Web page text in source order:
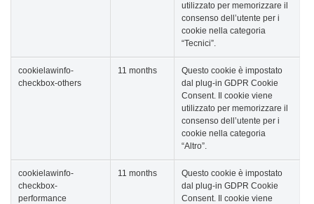
utilizzato per memorizzare il
consenso dell’utente per i
cookie nella categoria
“Tecnici”.
cookielawinfo-
checkbox-others
11 months
Questo cookie è impostato
dal plug-in GDPR Cookie
Consent. Il cookie viene
utilizzato per memorizzare il
consenso dell’utente per i
cookie nella categoria
“Altro”.
cookielawinfo-
checkbox-
performance
11 months
Questo cookie è impostato
dal plug-in GDPR Cookie
Consent. Il cookie viene